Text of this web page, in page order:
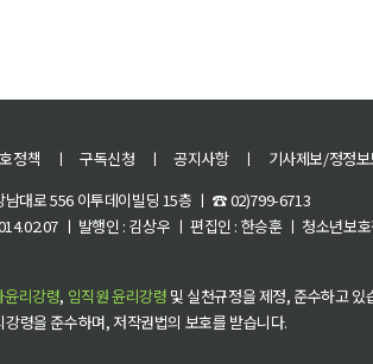
정책 ㅣ 구독신청 ㅣ 공지사항 ㅣ 기사제보/정정
남대로 556 이투데이빌딩 15층 ㅣ ☎ 02)799-6713
ㅣ 발행인 : 김상우 ㅣ 편집인 : 한승훈 ㅣ 청소년보
윤리강령, 임직원 윤리강령 및 실천규정을 제정, 준수하고 있
령을 준수하며, 저작권법의 보호를 받습니다.